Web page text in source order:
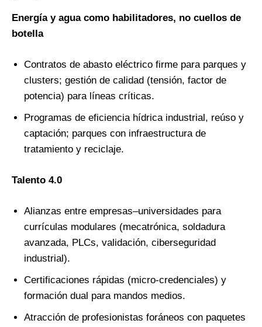
Energía y agua como habilitadores, no cuellos de
botella
Contratos de abasto eléctrico firme para parques y
clusters; gestión de calidad (tensión, factor de
potencia) para líneas críticas.
Programas de eficiencia hídrica industrial, reúso y
captación; parques con infraestructura de
tratamiento y reciclaje.
Talento 4.0
Alianzas entre empresas–universidades para
currículas modulares (mecatrónica, soldadura
avanzada, PLCs, validación, ciberseguridad
industrial).
Certificaciones rápidas (micro-credenciales) y
formación dual para mandos medios.
Atracción de profesionistas foráneos con paquetes